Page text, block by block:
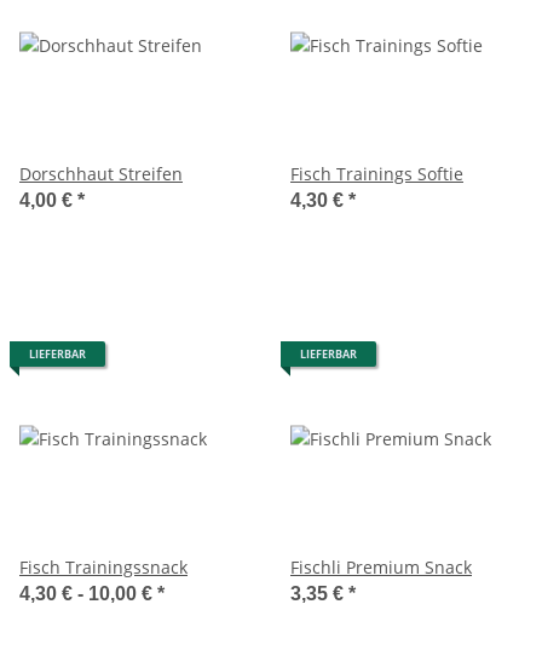
Dorschhaut Streifen
4,00 € *
Fisch Trainings Softie
4,30 € *
LIEFERBAR
Fisch Trainingssnack
4,30 € - 10,00 € *
LIEFERBAR
Fischli Premium Snack
3,35 € *